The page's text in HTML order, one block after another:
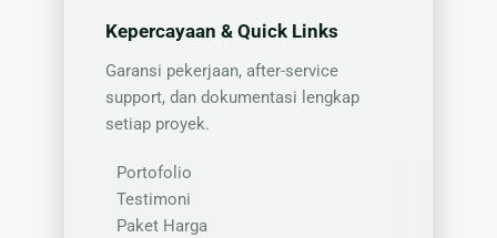
Kepercayaan & Quick Links
Garansi pekerjaan, after-service
support, dan dokumentasi lengkap
setiap proyek.
Portofolio
Testimoni
Paket Harga